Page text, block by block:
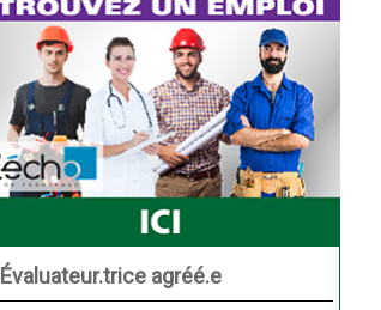
Évaluateur.trice agréé.e